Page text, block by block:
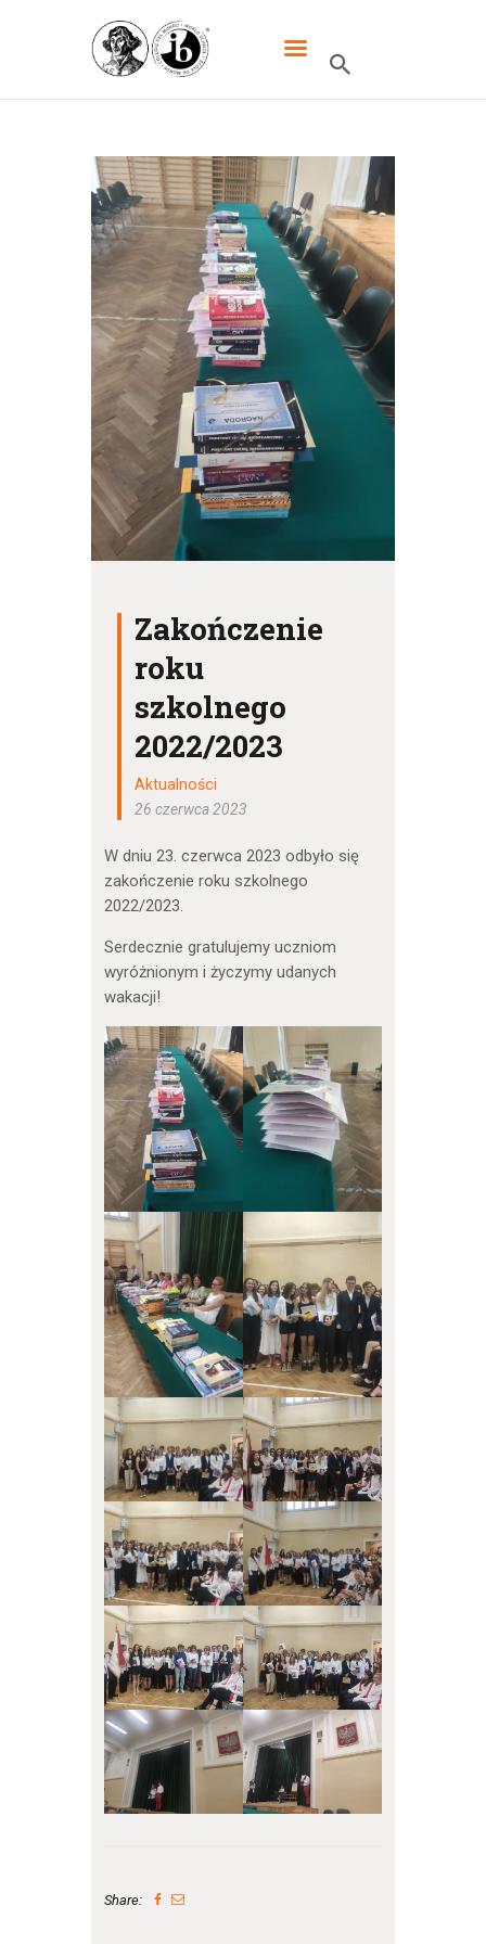
XXXIII LO DWUJĘZYCZNE IM.
MIKOŁAJA KOPERNIKA W
HOME
SZKOŁA
IB
UCZNIOWIE
KANDYDACI
RODZICE
WYDARZENIA
KONTAKT
Zakończenie
roku
szkolnego
2022/2023
Aktualności
26 czerwca 2023
W dniu 23. czerwca 2023 odbyło się
zakończenie roku szkolnego
2022/2023.
Serdecznie gratulujemy uczniom
wyróżnionym i życzymy udanych
wakacji!
Share: